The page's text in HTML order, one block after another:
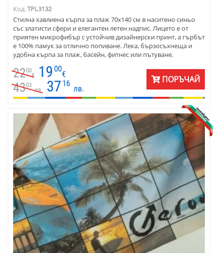
Код:TPL3132
Стилна хавлиена кърпа за плаж 70х140 см в наситено синьо
със златисти сфери и елегантен летен надпис. Лицето е от
приятен микрофибър с устойчив дизайнерски принт, а гърбът
е 100% памук за отлично попиване. Лека, бързосъхнеща и
удобна кърпа за плаж, басейн, фитнес или пътуване.
2200
€ 19 00
€
4303
лв. 37 16
лв.
ПОРЪЧАЙ